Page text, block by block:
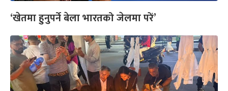
‘खेतमा हुनुपर्ने बेला भारतको जेलमा परें’